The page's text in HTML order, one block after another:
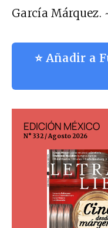
García Márquez.
⭐ Añadir a
EDICIÓN MÉXICO
N° 332 / Agosto 2026